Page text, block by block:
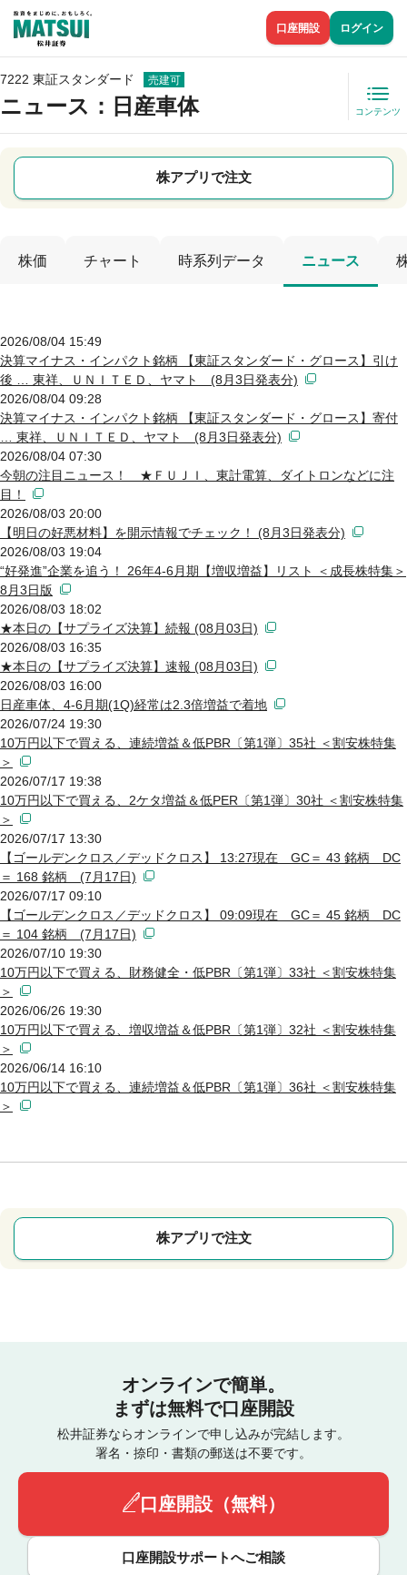
口座開設 ログイン
7222 東証スタンダード 売建可
ニュース ：日産車体 コンテンツ
株アプリで注文
株価 チャート 時系列データ ニュース
2026/08/04 15:49
決算マイナス・インパクト銘柄 【東証スタンダード・グロース】引け
後 … 東祥、ＵＮＩＴＥＤ、ヤマト (8月3日発表分)
2026/08/04 09:28
決算マイナス・インパクト銘柄 【東証スタンダード・グロース】寄付
… 東祥、ＵＮＩＴＥＤ、ヤマト (8月3日発表分)
2026/08/04 07:30
今朝の注目ニュース！ ★ＦＵＪＩ、東計電算、ダイトロンなどに注
目！
2026/08/03 20:00
【明日の好悪材料】を開示情報でチェック！ (8月3日発表分)
2026/08/03 19:04
“好発進”企業を追う！ 26年4-6月期【増収増益】リスト ＜成長株特集＞
8月3日版
2026/08/03 18:02
★本日の【サプライズ決算】続報 (08月03日)
2026/08/03 16:35
★本日の【サプライズ決算】速報 (08月03日)
2026/08/03 16:00
日産車体、4-6月期(1Q)経常は2.3倍増益で着地
2026/07/24 19:30
10万円以下で買える、連続増益＆低PBR〔第1弾〕35社 ＜割安株特集
＞
2026/07/17 19:38
10万円以下で買える、2ケタ増益＆低PER〔第1弾〕30社 ＜割安株特集
＞
2026/07/17 13:30
【ゴールデンクロス／デッドクロス】 13:27現在 GC＝ 43 銘柄 DC
＝ 168 銘柄 (7月17日)
2026/07/17 09:10
【ゴールデンクロス／デッドクロス】 09:09現在 GC＝ 45 銘柄 DC
＝ 104 銘柄 (7月17日)
2026/07/10 19:30
10万円以下で買える、財務健全・低PBR〔第1弾〕33社 ＜割安株特集
＞
2026/06/26 19:30
10万円以下で買える、増収増益＆低PBR〔第1弾〕32社 ＜割安株特集
＞
2026/06/14 16:10
10万円以下で買える、連続増益＆低PBR〔第1弾〕36社 ＜割安株特集
＞
株アプリで注文
オンラインで簡単。
まずは無料で口座開設
松井証券ならオンラインで申し込みが完結します。
署名・捺印・書類の郵送は不要です。
口座開設（無料）
口座開設サポートへご相談